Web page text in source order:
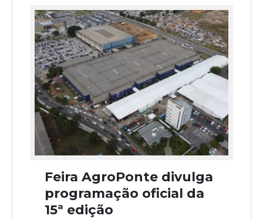
Feira AgroPonte divulga
programação oficial da
15ª edição